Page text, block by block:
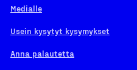
Medialle
Usein kysytyt kysymykset
Anna palautetta